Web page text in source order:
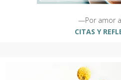
—Por amor
CITAS Y